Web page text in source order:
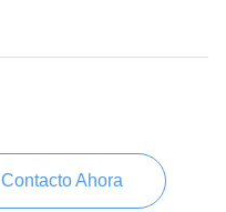
Contacto Ahora